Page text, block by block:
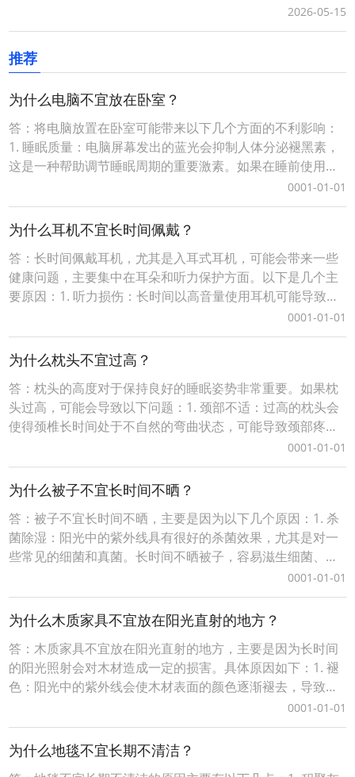
外卖更便宜。词令+淘宝闪购+千问AI点外卖省钱攻略详情，
请查看下面详细介绍。词令APP如何天天免费领淘宝闪购外
卖红包？1、每天点外卖前，打开词令APP，输入口令“ 8080
”；*注：词令APP领
2026-05-15
推荐
为什么电脑不宜放在卧室？
答：将电脑放置在卧室可能带来以下几个方面的不利影响：
1. 睡眠质量：电脑屏幕发出的蓝光会抑制人体分泌褪黑素，
这是一种帮助调节睡眠周期的重要激素。如果在睡前使用电
脑，可能会干扰正常的生物钟，从而影响睡眠质量。2. 电磁
辐射：虽然现代电子设备产生的电磁辐射水平相对较低，但
长时间暴露在这种环境下仍可能对人体健康产生一定影响。
不过，目前科学界对于低水平电磁场对人体健康的
0001-01-01
为什么耳机不宜长时间佩戴？
答：长时间佩戴耳机，尤其是入耳式耳机，可能会带来一些
健康问题，主要集中在耳朵和听力保护方面。以下是几个主
要原因：1. 听力损伤：长时间以高音量使用耳机可能导致听
力下降或永久性听力损失。这是因为长时间暴露在高分贝的
声音环境中会对内耳的毛细胞造成损害。2. 耳部感染：入耳
式耳机直接接触耳道，如果耳机不干净或者佩戴时间过长，
容易滋生细菌，增加耳部感染的风险。尤其是对于
0001-01-01
为什么枕头不宜过高？
答：枕头的高度对于保持良好的睡眠姿势非常重要。如果枕
头过高，可能会导致以下问题：1. 颈部不适：过高的枕头会
使得颈椎长时间处于不自然的弯曲状态，可能导致颈部疼痛
或不适。2. 影响呼吸：枕头过高可能会使头部和颈部过度后
仰，这可能会影响呼吸的顺畅性。3. 影响睡眠质量：由于颈
部和肩部的不适，可能会导致翻来覆去难以入睡，或者睡眠
中频繁醒来。因此，选择合适高度的枕头有助
0001-01-01
为什么被子不宜长时间不晒？
答：被子不宜长时间不晒，主要是因为以下几个原因：1. 杀
菌除湿：阳光中的紫外线具有很好的杀菌效果，尤其是对一
些常见的细菌和真菌。长时间不晒被子，容易滋生细菌、霉
菌等微生物，影响健康。2. 保持干燥：被子在使用过程中会
吸收人体的汗液和空气中的湿气，如果这些湿气不能及时排
出，容易导致被子发霉变质。晒太阳可以帮助被子快速干
燥，减少潮湿环境对被子的损害。3. 延长使用寿
0001-01-01
为什么木质家具不宜放在阳光直射的地方？
答：木质家具不宜放在阳光直射的地方，主要是因为长时间
的阳光照射会对木材造成一定的损害。具体原因如下：1. 褪
色：阳光中的紫外线会使木材表面的颜色逐渐褪去，导致家
具失去原有的美观。2. 干燥开裂：持续的阳光照射会使木材
内部的水分加速蒸发，从而导致木材干燥、收缩甚至开裂。
特别是在较为干燥或温差较大的环境中，这种现象更为明
显。3. 变形：由于木材各部分受热不均，可能会
0001-01-01
为什么地毯不宜长期不清洁？